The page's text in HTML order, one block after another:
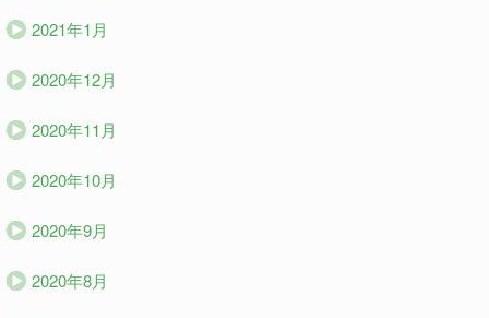
2021年1月
2020年12月
2020年11月
2020年10月
2020年9月
2020年8月